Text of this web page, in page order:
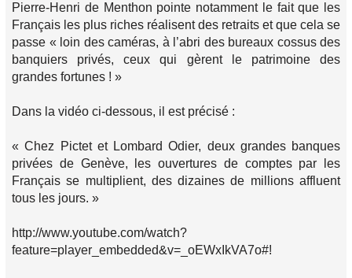
Pierre-Henri de Menthon pointe notamment le fait que les
Français les plus riches réalisent des retraits et que cela se
passe « loin des caméras, à l’abri des bureaux cossus des
banquiers privés, ceux qui gèrent le patrimoine des
grandes fortunes ! »
Dans la vidéo ci-dessous, il est précisé :
« Chez Pictet et Lombard Odier, deux grandes banques
privées de Genève, les ouvertures de comptes par les
Français se multiplient, des dizaines de millions affluent
tous les jours. »
http://www.youtube.com/watch?
feature=player_embedded&v=_oEWxIkVA7o#!